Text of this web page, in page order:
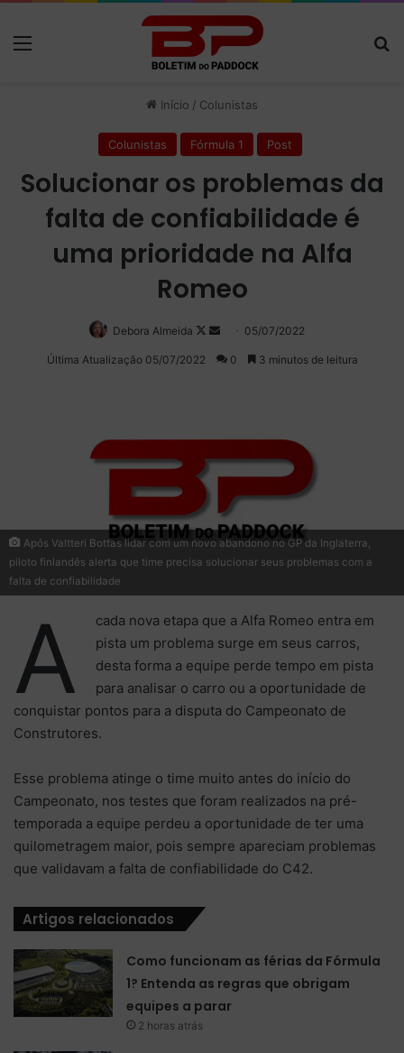
Início / Colunistas
Colunistas Fórmula 1 Post
Solucionar os problemas da
falta de confiabilidade é
uma prioridade na Alfa
Romeo
Debora Almeida
Follow
on
Mande
um
05/07/2022
Última Atualização 05/07/2022 0 3 minutos de leitura
Após Valtteri Bottas lidar com um novo abandono no GP da Inglaterra,
piloto finlandês alerta que time precisa solucionar seus problemas com a
falta de confiabilidade
A
cada nova etapa que a Alfa Romeo entra em
pista um problema surge em seus carros,
desta forma a equipe perde tempo em pista
para analisar o carro ou a oportunidade de
conquistar pontos para a disputa do Campeonato de
Construtores.
Esse problema atinge o time muito antes do início do
Campeonato, nos testes que foram realizados na pré-
temporada a equipe perdeu a oportunidade de ter uma
quilometragem maior, pois sempre apareciam problemas
que validavam a falta de confiabilidade do C42.
Artigos relacionados
Como funcionam as férias da Fórmula
1? Entenda as regras que obrigam
equipes a parar
2 horas atrás